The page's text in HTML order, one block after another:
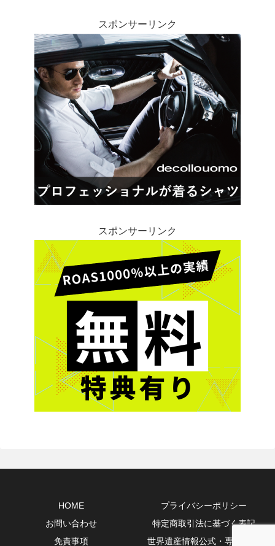
スポンサーリンク
スポンサーリンク
HOME
プライバシーポリシー
お問い合わせ
特定商取引法に基づく表記
免責事項
世界遺産情報公式・専門10選